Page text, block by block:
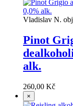
Vladislav N.
Pinot
alk.
260,00 Kč
×